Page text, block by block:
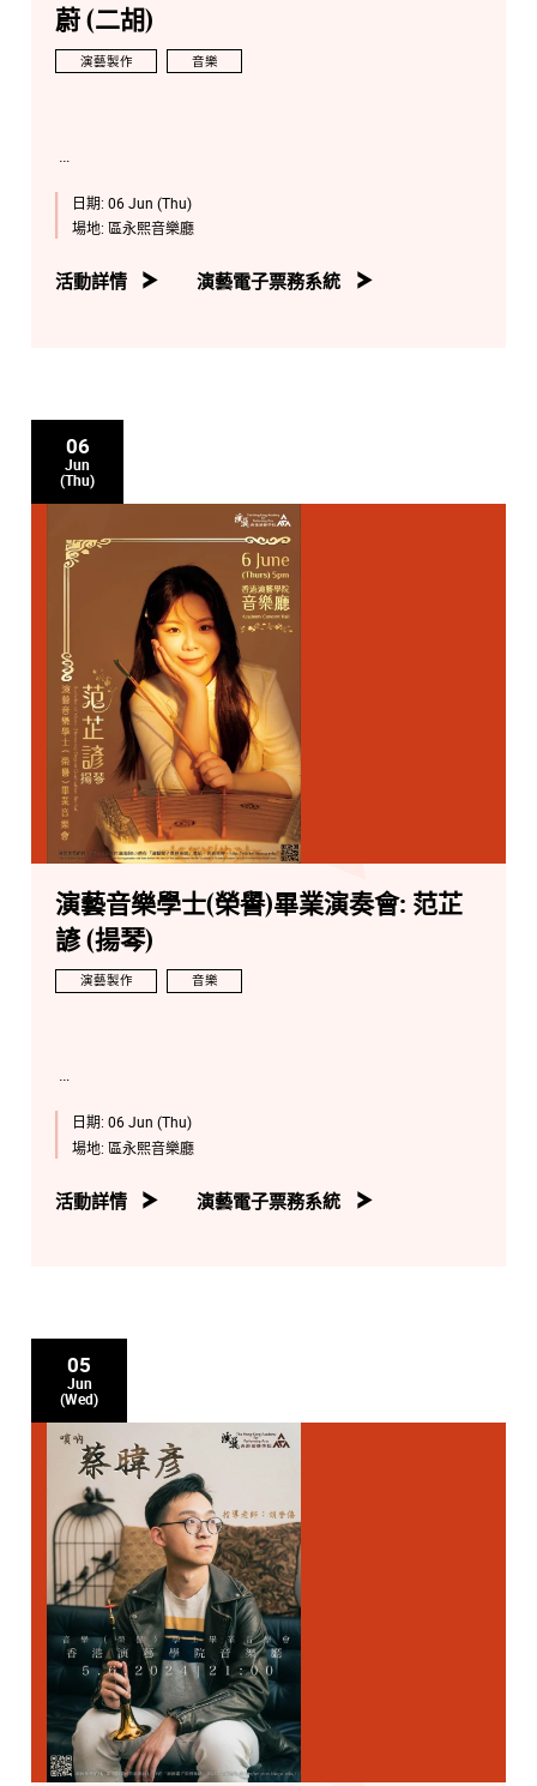
蔚 (二胡)
演藝製作 音樂
日期: 06 Jun (Thu)
場地: 區永熙音樂廳
活動詳情 演藝電子票務系統
06
Jun
(Thu)
演藝音樂學士(榮譽)畢業演奏會: 范芷
諺 (揚琴)
演藝製作 音樂
日期: 06 Jun (Thu)
場地: 區永熙音樂廳
活動詳情 演藝電子票務系統
05
Jun
(Wed)